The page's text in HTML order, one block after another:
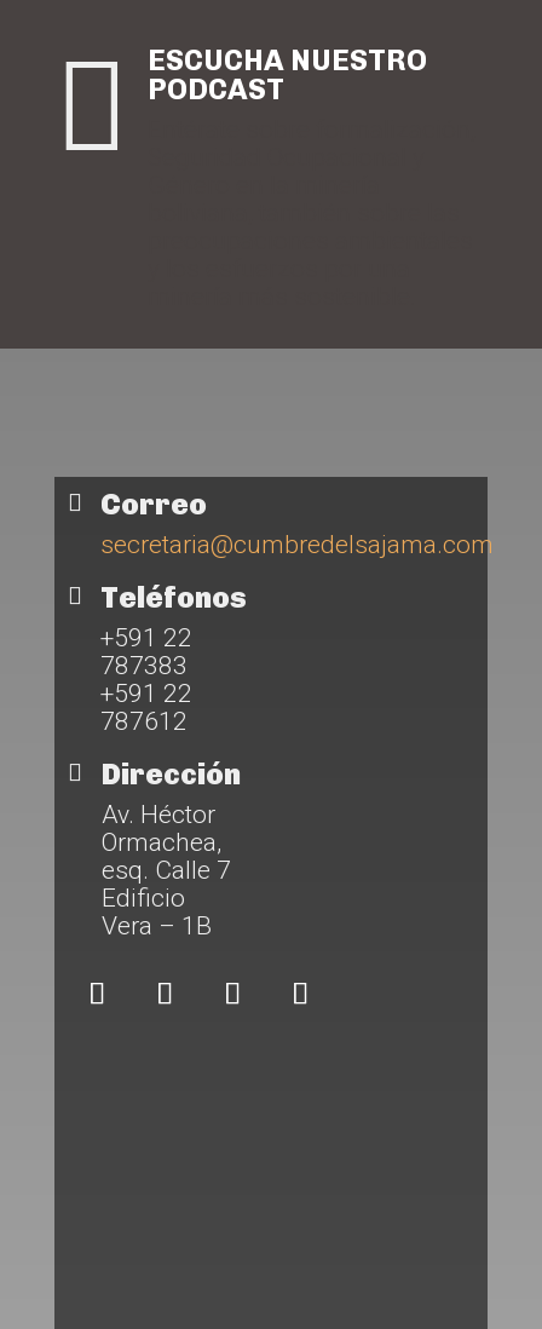

ESCUCHA NUESTRO
PODCAST
 Correo
secretaria@cumbredelsajama.com
 Teléfonos
+591 22
787383
+591 22
787612
 Dirección
Av. Héctor
Ormachea,
esq. Calle 7
Edificio
Vera – 1B